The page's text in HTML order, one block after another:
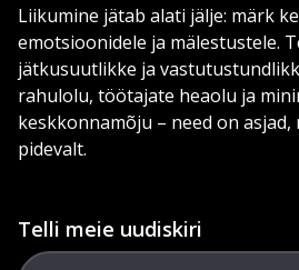
Liikumine jätab alati jälje: märk
emotsioonidele ja mälestustele.
jätkusuutlikke ja
rahulolu, töötajate heaolu ja
keskkonnamõju – need on asjad,
pidevalt.
Telli meie uudiskiri